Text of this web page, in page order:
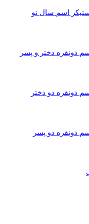
اسم سال نو
دونفره دختر و پسر
دونفره دو دختر
دونفره دو پسر
ویژه